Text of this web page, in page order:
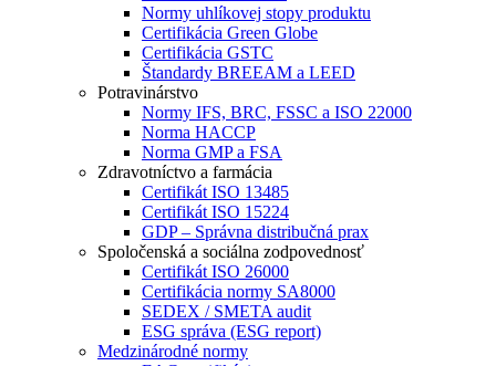
Normy uhlíkovej stopy produktu
Certifikácia Green Globe
Certifikácia GSTC
Štandardy BREEAM a LEED
Potravinárstvo
Normy IFS, BRC, FSSC a ISO 22000
Norma HACCP
Norma GMP a FSA
Zdravotníctvo a farmácia
Certifikát ISO 13485
Certifikát ISO 15224
GDP – Správna distribučná prax
Spoločenská a sociálna zodpovednosť
Certifikát ISO 26000
Certifikácia normy SA8000
SEDEX / SMETA audit
ESG správa (ESG report)
Medzinárodné normy